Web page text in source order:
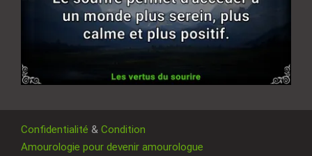
Confidentialité & Condition
Amourologie pour devenir amourologue